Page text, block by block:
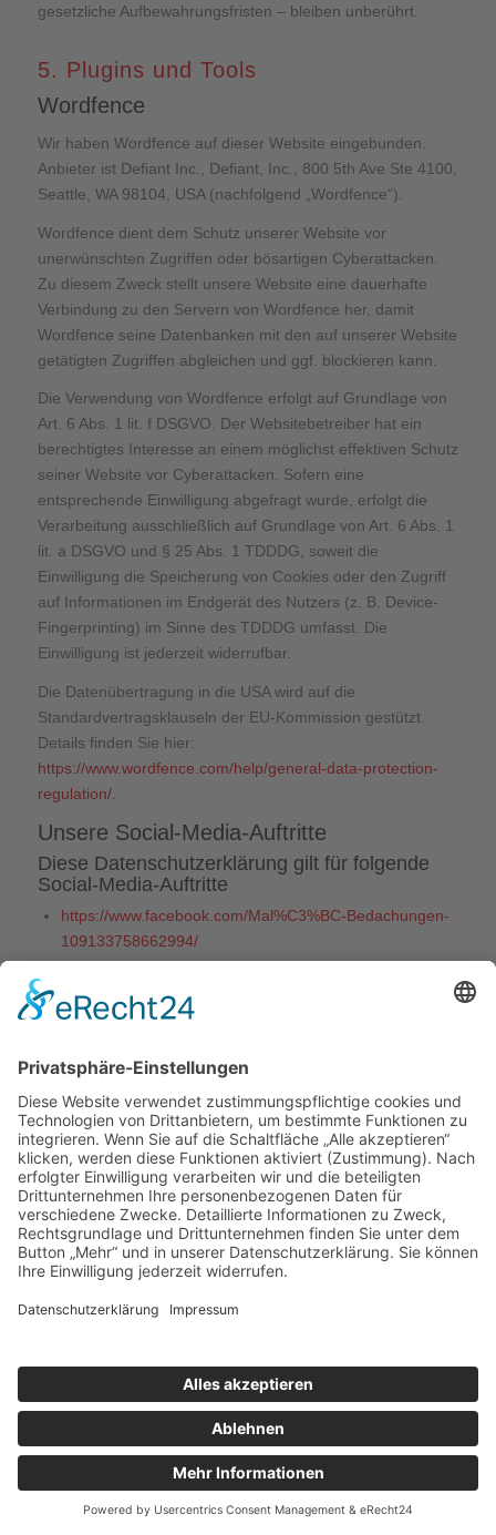
gesetzliche Aufbewahrungsfristen – bleiben unberührt.
5. Plugins und Tools
Wordfence
Wir haben Wordfence auf dieser Website eingebunden.
Anbieter ist Defiant Inc., Defiant, Inc., 800 5th Ave Ste 4100,
Seattle, WA 98104, USA (nachfolgend „Wordfence“).
Wordfence dient dem Schutz unserer Website vor
unerwünschten Zugriffen oder bösartigen Cyberattacken.
Zu diesem Zweck stellt unsere Website eine dauerhafte
Verbindung zu den Servern von Wordfence her, damit
Wordfence seine Datenbanken mit den auf unserer Website
getätigten Zugriffen abgleichen und ggf. blockieren kann.
Die Verwendung von Wordfence erfolgt auf Grundlage von
Art. 6 Abs. 1 lit. f DSGVO. Der Websitebetreiber hat ein
berechtigtes Interesse an einem möglichst effektiven Schutz
seiner Website vor Cyberattacken. Sofern eine
entsprechende Einwilligung abgefragt wurde, erfolgt die
Verarbeitung ausschließlich auf Grundlage von Art. 6 Abs. 1
lit. a DSGVO und § 25 Abs. 1 TDDDG, soweit die
Einwilligung die Speicherung von Cookies oder den Zugriff
auf Informationen im Endgerät des Nutzers (z. B. Device-
Fingerprinting) im Sinne des TDDDG umfasst. Die
Einwilligung ist jederzeit widerrufbar.
Die Datenübertragung in die USA wird auf die
Standardvertragsklauseln der EU-Kommission gestützt.
Details finden Sie hier:
https://www.wordfence.com/help/general-data-protection-
regulation/.
Unsere Social-Media-Auftritte
Diese Datenschutzerklärung gilt für folgende
Social-Media-Auftritte
https://www.facebook.com/Mal%C3%BC-Bedachungen-
109133758662994/
Datenverarbeitung durch soziale Netzwerke
Wir unterhalten öffentlich zugängliche Profile in sozialen
Netzwerken. Die im Einzelnen von uns genutzten sozialen
Netzwerke finden Sie weiter unten.
Soziale Netzwerke wie Facebook, Twitter etc. können Ihr
Nutzerverhalten in der Regel umfassend analysieren, wenn
Sie deren Website oder eine Website mit integrierten
Social-Media-Inhalten (z. B. Like-Buttons oder
Werbebannern) besuchen. Durch den Besuch unserer
Social-Media-Präsenzen werden zahlreiche
datenschutzrelevante Verarbeitungsvorgänge ausgelöst. Im
Wenn Sie in Ihrem Social-Media-Account eingeloggt sind
und unsere Social-Media-Präsenz besuchen, kann der
Betreiber des Social-Media-Portals diesen Besuch Ihrem
können unter Umständen aber auch dann erfasst werden,
wenn Sie nicht eingeloggt sind oder keinen Account beim
jeweiligen Social-Media-Portal besitzen. Diese